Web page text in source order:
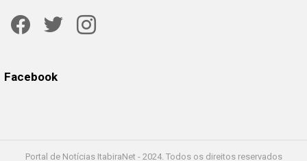
Facebook
Portal de Notícias ItabiraNet - 2024. Todos os direitos reservados